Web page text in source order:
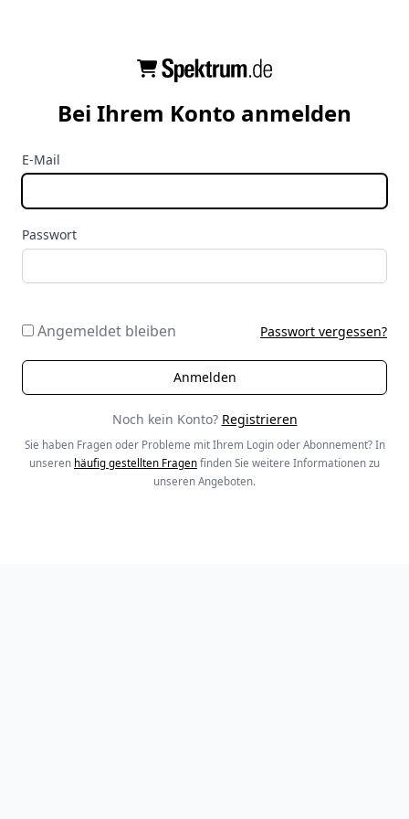
Bei Ihrem Konto anmelden
E-Mail
Passwort
Angemeldet bleiben Passwort vergessen?
Noch kein Konto? Registrieren
Sie haben Fragen oder Probleme mit Ihrem Login oder Abonnement? In
unseren häufig gestellten Fragen finden Sie weitere Informationen zu
unseren Angeboten.